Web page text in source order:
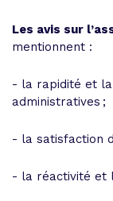
Les avis sur
mentionnent :
- la rapidité et
administratives ;
- la satisfaction
- la réactivité et